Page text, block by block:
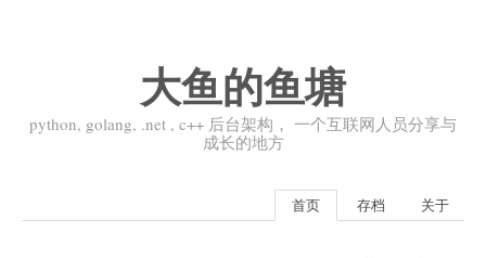
大鱼的鱼塘
python, golang, .net , c++ 后台架构， 一个互联网人员分享与
成长的地方
首页 存档 关于